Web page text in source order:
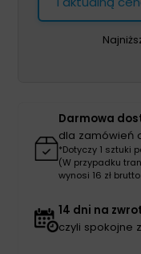
Darmowa
dla zamówień
*Dotyczy 1 sztuki
(W przypadku
wynosi 16 zł
14 dni na zwrot
czyli spokojne